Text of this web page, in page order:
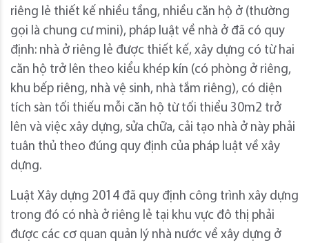
riêng lẻ thiết kế nhiều tầng, nhiều căn hộ ở (thường
gọi là chung cư mini), pháp luật về nhà ở đã có quy
định: nhà ở riêng lẻ được thiết kế, xây dựng có từ hai
căn hộ trở lên theo kiểu khép kín (có phòng ở riêng,
khu bếp riêng, nhà vệ sinh, nhà tắm riêng), có diện
tích sàn tối thiếu mỗi căn hộ từ tối thiểu 30m2 trở
lên và việc xây dựng, sửa chữa, cải tạo nhà ở này phải
tuân thủ theo đúng quy định của pháp luật về xây
dựng.
Luật Xây dựng 2014 đã quy định công trình xây dựng
trong đó có nhà ở riêng lẻ tại khu vực đô thị phải
được các cơ quan quản lý nhà nước về xây dựng ở